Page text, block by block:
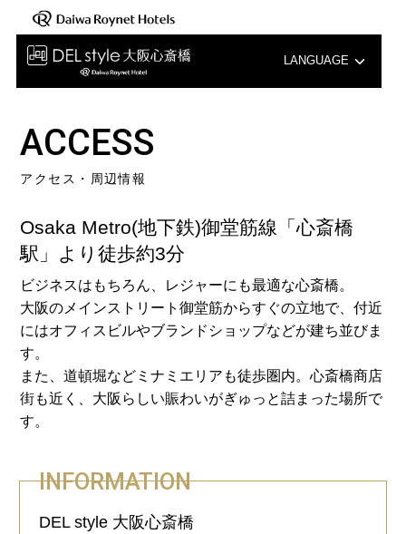
LANGUAGE
한국어
ACCESS
アクセス・周辺情報
Osaka Metro(地下鉄)御堂筋線「心斎橋
駅」より徒歩約3分
ビジネスはもちろん、レジャーにも最適な心斎橋。
大阪のメインストリート御堂筋からすぐの立地で、付近
にはオフィスビルやブランドショップなどが建ち並びま
す。
また、道頓堀などミナミエリアも徒歩圏内。心斎橋商店
街も近く、大阪らしい賑わいがぎゅっと詰まった場所で
す。
INFORMATION
DEL style 大阪心斎橋